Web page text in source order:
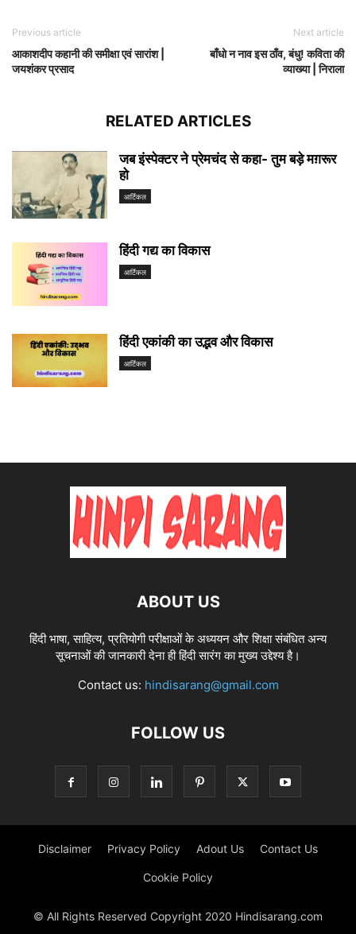
Previous article
आकाशदीप कहानी की समीक्षा एवं सारांश |
जयशंकर प्रसाद
Next article
बाँधो न नाव इस ठाँव, बंधु! कविता की
व्याख्या | निराला
RELATED ARTICLES
जब इंस्पेक्टर ने प्रेमचंद से कहा- तुम बड़े मग़रूर
हो
आर्टिकल
हिंदी गद्य का विकास
आर्टिकल
हिंदी एकांकी का उद्भव और विकास
आर्टिकल
ABOUT US
हिंदी भाषा, साहित्य, प्रतियोगी परीक्षाओं के अध्ययन और शिक्षा संबंधित अन्य
सूचनाओं की जानकारी देना ही हिंदी सारंग का मुख्य उद्देश्य है।
Contact us: hindisarang@gmail.com
FOLLOW US
Disclaimer Privacy Policy Adout Us Contact Us
Cookie Policy
© All Rights Reserved Copyright 2020 Hindisarang.com